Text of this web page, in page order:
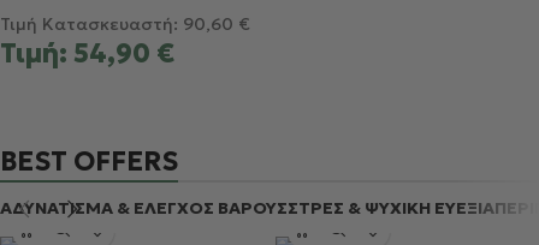
Τιμή Κατασκευαστή: 90,60 €
Τιμή: 54,90 €
BEST OFFERS
ΑΔΥΝΑΤΙΣΜΑ & ΕΛΕΓΧΟΣ ΒΑΡΟΥΣΣΤΡΕΣ & ΨΥΧΙΚΗ ΕΥΕΞΙΑ